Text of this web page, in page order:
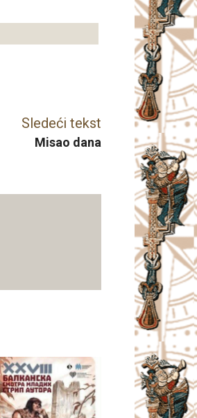
Sledeći tekst
Misao dana